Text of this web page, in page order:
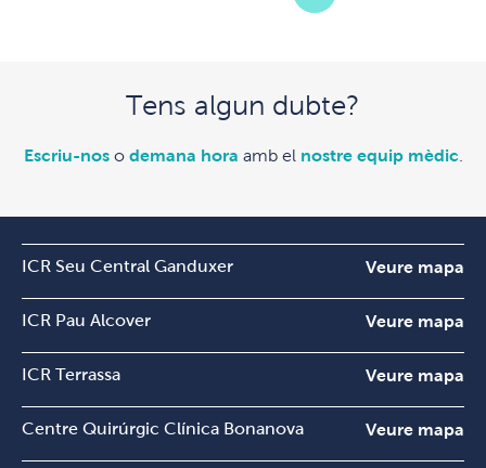
Tens algun dubte?
Escriu-noso demana hora amb el nostre equip mèdic.
ICR Seu Central Ganduxer Veure mapa
ICR Pau Alcover Veure mapa
ICR Terrassa Veure mapa
Centre Quirúrgic Clínica Bonanova Veure mapa